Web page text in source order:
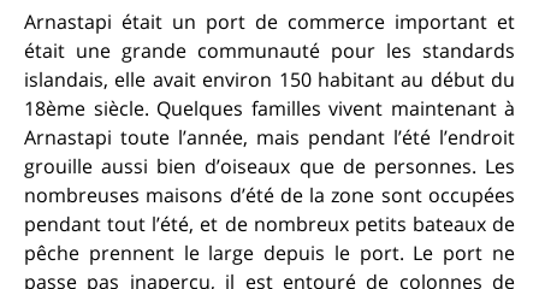
Arnastapi était un port de commerce important et
était une grande communauté pour les standards
islandais, elle avait environ 150 habitant au début du
18ème siècle. Quelques familles vivent maintenant à
Arnastapi toute l’année, mais pendant l’été l’endroit
grouille aussi bien d’oiseaux que de personnes. Les
nombreuses maisons d’été de la zone sont occupées
pendant tout l’été, et de nombreux petits bateaux de
pêche prennent le large depuis le port. Le port ne
passe pas inaperçu, il est entouré de colonnes de